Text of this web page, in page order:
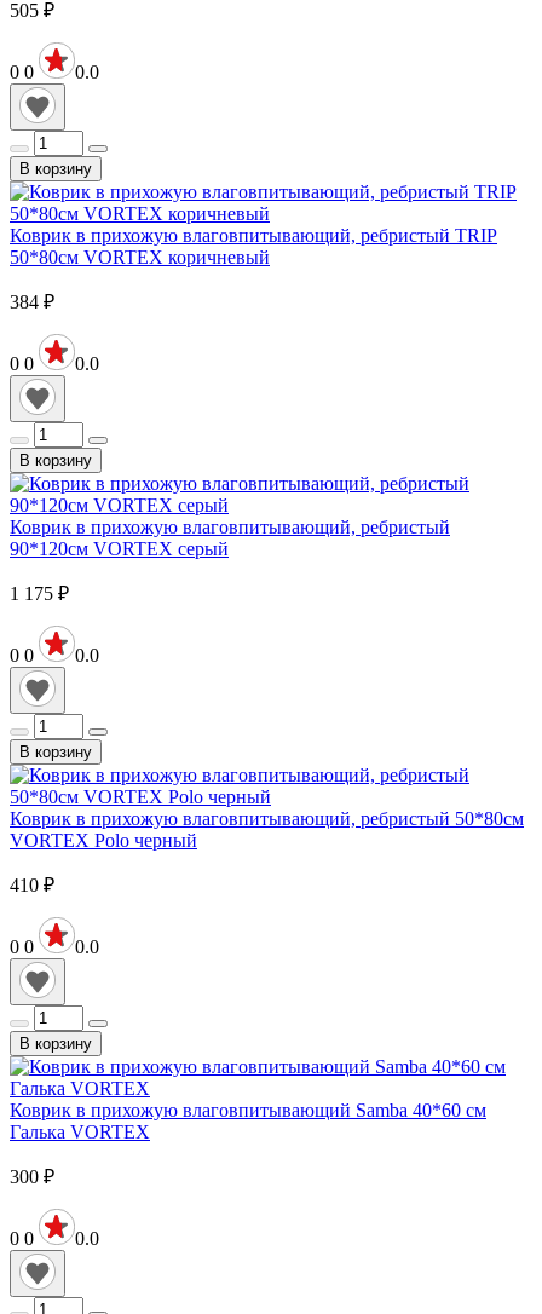
505 ₽
0 0 0.0
В корзину
Коврик в прихожую влаговпитывающий, ребристый TRIP
50*80см VORTEX коричневый
384 ₽
0 0 0.0
В корзину
Коврик в прихожую влаговпитывающий, ребристый
90*120см VORTEX серый
1 175 ₽
0 0 0.0
В корзину
Коврик в прихожую влаговпитывающий, ребристый 50*80см
VORTEX Polo черный
410 ₽
0 0 0.0
В корзину
Коврик в прихожую влаговпитывающий Samba 40*60 см
Галька VORTEX
300 ₽
0 0 0.0